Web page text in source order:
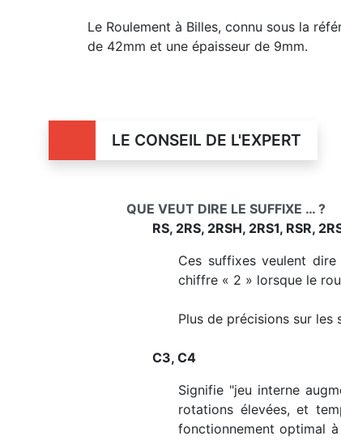
Le Roulement à Billes, connu sous la
de 42mm et une épaisseur de 9mm.
LE CONSEIL DE L'EXPERT
QUE VEUT DIRE LE SUFFIXE … ?
RS, 2RS, 2RSH, 2RS1, RSR,
Ces suffixes veulent
chiffre « 2 » lorsque le
Plus de précisions sur
C3, C4
Signifie "jeu interne
rotations élevées, et
fonctionnement optimal